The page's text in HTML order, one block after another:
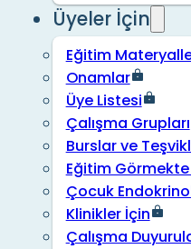
Üyeler İçin
Eğitim
Onamlar
Üye Listesi
Çalışma Grupları
Burslar ve
Eğitim
Çocuk
Klinikler İçin
Çalışma